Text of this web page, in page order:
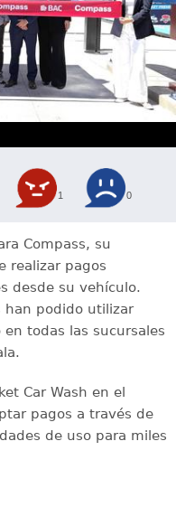
1 0
Compass, su
realizar pagos
desde su vehículo.
han podido utilizar
todas las sucursales
Car Wash en el
pagos a través de
de uso para miles